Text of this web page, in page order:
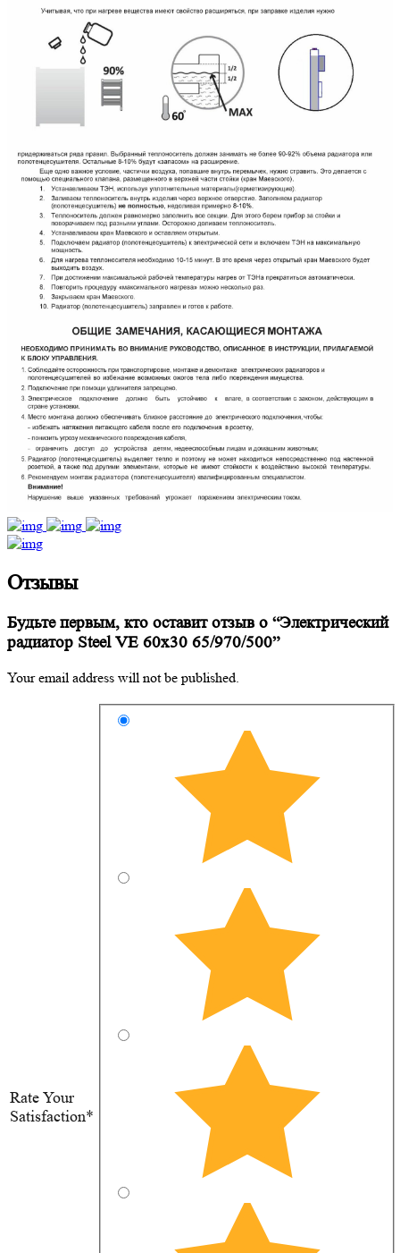
Отзывы
Будьте первым, кто оставит отзыв о “Электрический
радиатор Steel VE 60х30 65/970/500”
Your email address will not be published.
Rate Your
Satisfaction*